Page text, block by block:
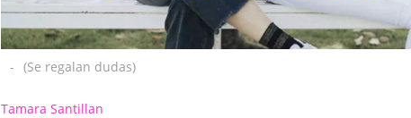
- (Se regalan dudas)
Tamara Santillan